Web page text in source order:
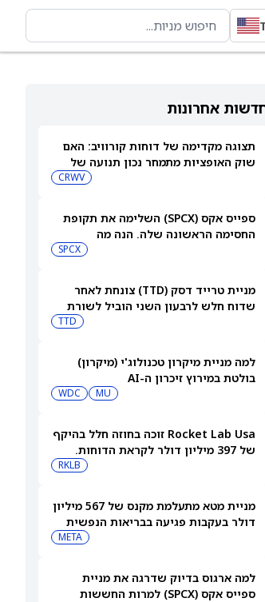
אחרונות
תצוגה מקדימה של דוחות קורוויב: האם
שוק האופציות מתמחר נכון תנועה של
CRWV
ספייס אקס (SPCX) השלימה את תקופת
החסימה הראשונה שלה. הנה מה
שמשקיעים צריכים לעקוב אחריו כעתSPCX
מניית טרייד דסק (TTD) צונחת לאחר
שדוח חלש לרבעון השני הוביל לשורת
TTD
למה מניית מיקרון טכנולוג'י (מיקרון)
בולטת במירוץ זיכרון ה-AI
MU
WDC
Rocket Lab Usa זוכה בחוזה חלל בהיקף
של 397 מיליון דולר לקראת הדוחות.
האם מכירות גדולות יספיקו כדי להגיעRKLB
מניית מטא מתעלמת מקנס של 567 מיליון
דולר בעקבות פגיעה בבריאות הנפשית
META
למה ארגוס בדיוק שדרגה את מניית
ספייס אקס (SPCX) למרות החששות